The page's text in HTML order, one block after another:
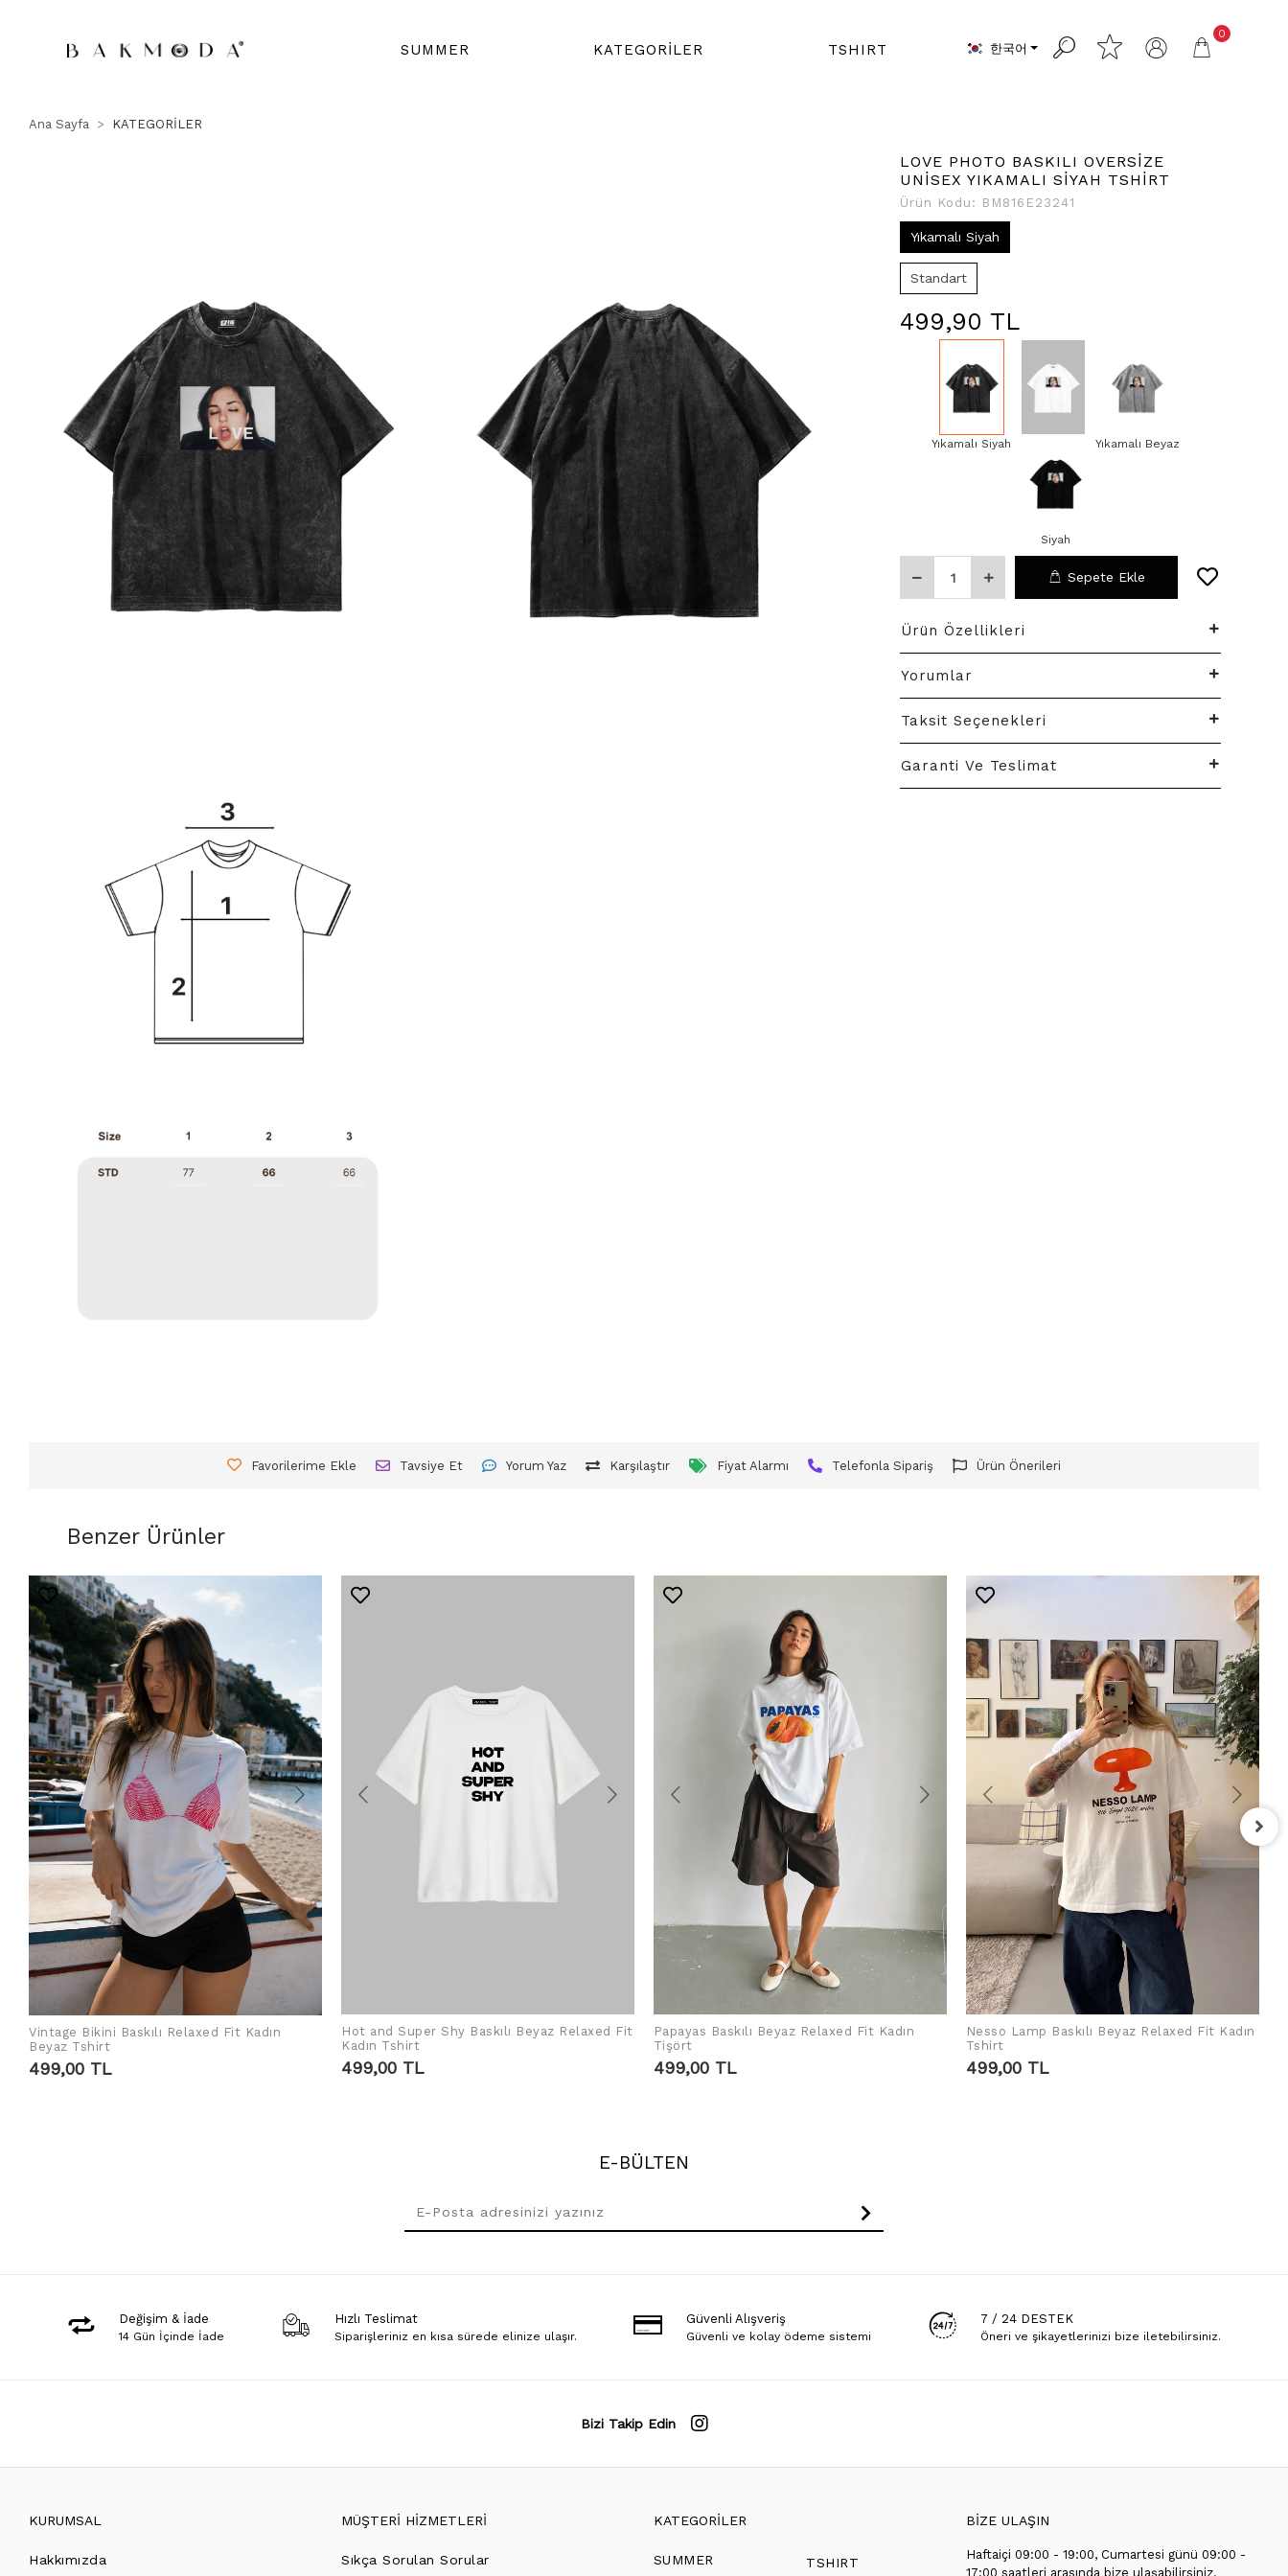
SUMMER KATEGORİLER TSHIRT 한국어
0
Ana Sayfa KATEGORİLER
LOVE PHOTO BASKILI OVERSİZE
UNİSEX YIKAMALI SİYAH TSHİRT
Ürün Kodu: BM816E23241
Yıkamalı Siyah
Standart
499,90 TL
Yıkamalı Siyah Yıkamalı Beyaz
Siyah
Sepete Ekle
Ürün Özellikleri
Yorumlar
Taksit Seçenekleri
Garanti Ve Teslimat
Favorilerime Ekle Tavsiye Et Yorum Yaz Karşılaştır Fiyat Alarmı Telefonla Sipariş Ürün Önerileri
Benzer Ürünler
Vintage Bikini Baskılı Relaxed Fit Kadın
Beyaz Tshirt
499,00 TL
SEPETE EKLE
Hot and Super Shy Baskılı Beyaz Relaxed Fit
Kadın Tshirt
499,00 TL
SEPETE EKLE
Papayas Baskılı Beyaz Relaxed Fit Kadın
Tişört
499,00 TL
SEPETE EKLE
Nesso Lamp Baskılı Beyaz Relaxed Fit Kadın
Tshirt
499,00 TL
E-BÜLTEN
Değişim & İade
14 Gün İçinde İade
Hızlı Teslimat
Siparişleriniz en kısa sürede elinize ulaşır.
Güvenli Alışveriş
Güvenli ve kolay ödeme sistemi
7 / 24 DESTEK
Öneri ve şikayetlerinizi bize iletebilirsiniz.
Bizi Takip Edin
KURUMSAL
Hakkımızda
MÜŞTERİ HİZMETLERİ
Sıkça Sorulan Sorular
KATEGORİLER
SUMMER TSHIRT
BİZE ULAŞIN
Haftaiçi 09:00 - 19:00, Cumartesi günü 09:00 -
17:00 saatleri arasında bize ulaşabilirsiniz.